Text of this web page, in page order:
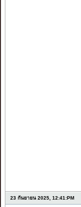
23 กันยายน 2025, 12:41:PM